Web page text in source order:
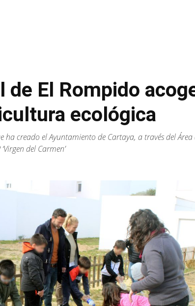
de El Rompido
ecológica
creado el Ayuntamiento de Cartaya, a través del Área
del Carmen’